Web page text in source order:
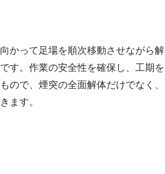
かって足場を順次移動させながら解
す。作業の安全性を確保し、工期を
ので、煙突の全面解体だけでなく、
ます。